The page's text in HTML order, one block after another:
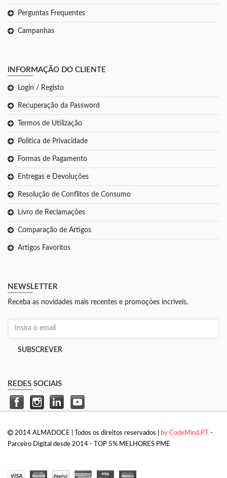
Perguntas Frequentes
Campanhas
INFORMAÇÃO DO CLIENTE
Login / Registo
Recuperação da Password
Termos de Utilização
Politica de Privacidade
Formas de Pagamento
Entregas e Devoluções
Resolução de Conflitos de Consumo
Livro de Reclamações
Comparação de Artigos
Artigos Favoritos
NEWSLETTER
Receba as novidades mais recentes e promoções incriveis.
SUBSCREVER
REDES SOCIAIS
2014 ALMADOCE | Todos os direitos reservados | by CodeMind.PT
-
Parceiro Digital desde 2014 - TOP 5% MELHORES PME